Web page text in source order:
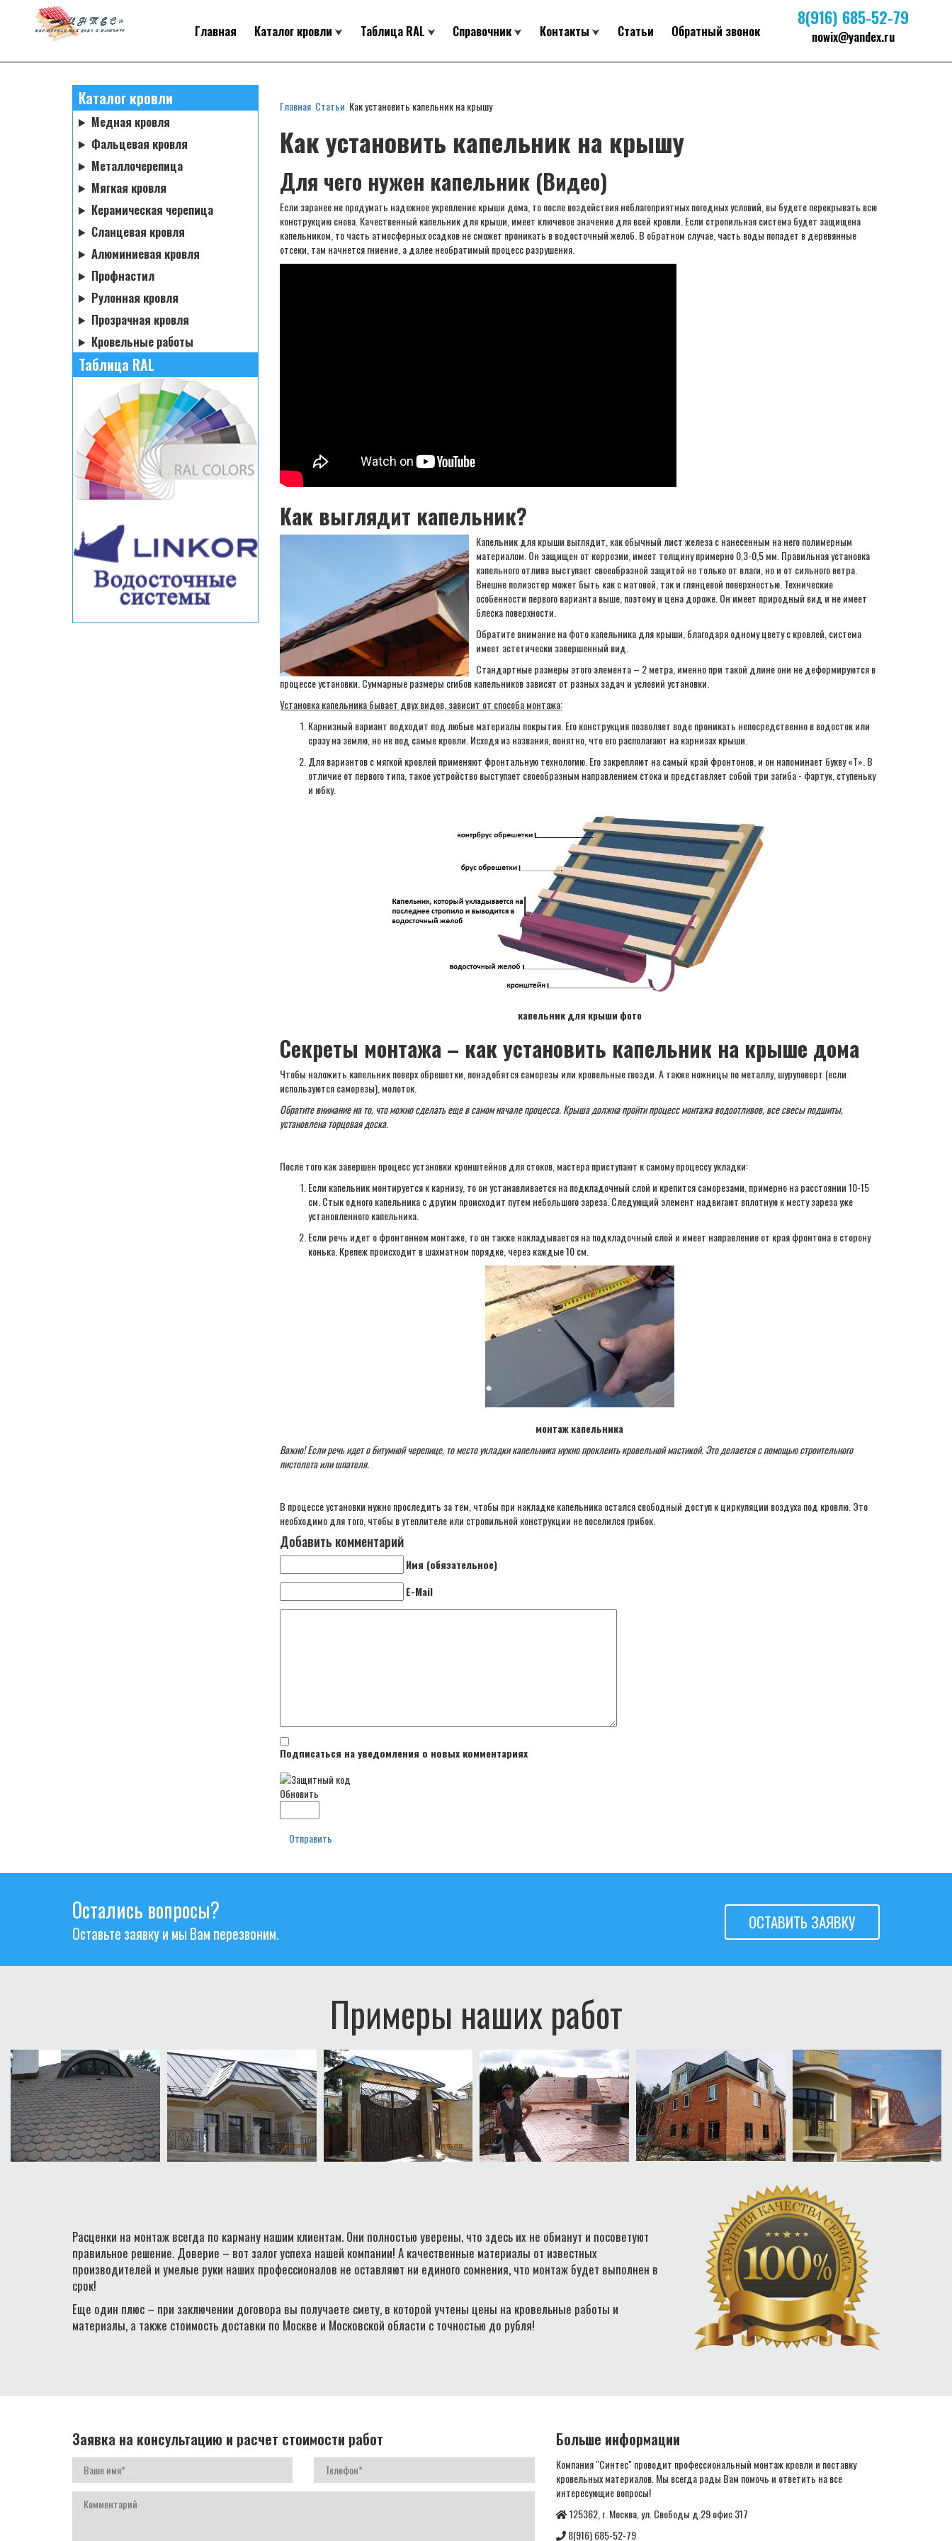
Главная Каталог кровли Таблица RAL Справочник Контакты Статьи Обратный звонок
8(916) 685-52-79
nowix@yandex.ru
Каталог кровли
Медная кровля
Фальцевая кровля
Металлочерепица
Мягкая кровля
Керамическая черепица
Сланцевая кровля
Алюминиевая кровля
Профнастил
Рулонная кровля
Прозрачная кровля
Кровельные работы
Таблица RAL
Главная Статьи Как установить капельник на крышу
Как установить капельник на крышу
Для чего нужен капельник (Видео)
Если заранее не продумать надежное укрепление крыши дома, то после воздействия неблагоприятных погодных условий, вы будете перекрывать всю
конструкцию снова. Качественный капельник для крыши, имеет ключевое значение для всей кровли. Если стропильная система будет защищена
капельником, то часть атмосферных осадков не сможет проникать в водосточный желоб. В обратном случае, часть воды попадет в деревянные
отсеки, там начнется гниение, а далее необратимый процесс разрушения.
Как выглядит капельник?
Капельник для крыши выглядит, как обычный лист железа с нанесенным на него полимерным
материалом. Он защищен от коррозии, имеет толщину примерно 0,3-0,5 мм. Правильная установка
капельного отлива выступает своеобразной защитой не только от влаги, но и от сильного ветра.
Внешне полиэстер может быть как с матовой, так и глянцевой поверхностью. Технические
особенности первого варианта выше, поэтому и цена дороже. Он имеет природный вид и не имеет
блеска поверхности.
Обратите внимание на фото капельника для крыши, благодаря одному цвету с кровлей, система
имеет эстетически завершенный вид.
Стандартные размеры этого элемента – 2 метра, именно при такой длине они не деформируются в
процессе установки. Суммарные размеры сгибов капельников зависят от разных задач и условий установки.
Установка капельника бывает двух видов, зависит от способа монтажа:
Карнизный вариант подходит под любые материалы покрытия. Его конструкция позволяет воде проникать непосредственно в водосток или
сразу на землю, но не под самые кровли. Исходя из названия, понятно, что его располагают на карнизах крыши.
Для вариантов с мягкой кровлей применяют фронтальную технологию. Его закрепляют на самый край фронтонов, и он напоминает букву «Т». В
отличие от первого типа, такое устройство выступает своеобразным направлением стока и представляет собой три загиба - фартук, ступеньку
и юбку.
капельник для крыши фото
Секреты монтажа – как установить капельник на крыше дома
Чтобы наложить капельник поверх обрешетки, понадобятся саморезы или кровельные гвозди. А также ножницы по металлу, шуруповерт (если
используются саморезы), молоток.
Обратите внимание на то, что можно сделать еще в самом начале процесса. Крыша должна пройти процесс монтажа водоотливов, все свесы подшиты,
установлена торцовая доска.
После того как завершен процесс установки кронштейнов для стоков, мастера приступают к самому процессу укладки:
Если капельник монтируется к карнизу, то он устанавливается на подкладочный слой и крепится саморезами, примерно на расстоянии 10-15
см. Стык одного капельника с другим происходит путем небольшого зареза. Следующий элемент надвигают вплотную к месту зареза уже
установленного капельника.
Если речь идет о фронтонном монтаже, то он также накладывается на подкладочный слой и имеет направление от края фронтона в сторону
конька. Крепеж происходит в шахматном порядке, через каждые 10 см.
монтаж капельника
Важно! Если речь идет о битумной черепице, то место укладки капельника нужно проклеить кровельной мастикой. Это делается с помощью строительного
пистолета или шпателя.
В процессе установки нужно проследить за тем, чтобы при накладке капельника остался свободный доступ к циркуляции воздуха под кровлю. Это
необходимо для того, чтобы в утеплителе или стропильной конструкции не поселился грибок.
Добавить комментарий
Имя (обязательное)
E-Mail
Подписаться на уведомления о новых комментариях
Обновить
Отправить
Остались вопросы?
Оставьте заявку и мы Вам перезвоним.
ОСТАВИТЬ ЗАЯВКУ
Примеры наших работ
Расценки на монтаж всегда по карману нашим клиентам. Они полностью уверены, что здесь их не обманут и посоветуют
правильное решение. Доверие – вот залог успеха нашей компании! А качественные материалы от известных
производителей и умелые руки наших профессионалов не оставляют ни единого сомнения, что монтаж будет выполнен в
срок!
Еще один плюс – при заключении договора вы получаете смету, в которой учтены цены на кровельные работы и
материалы, а также стоимость доставки по Москве и Московской области с точностью до рубля!
Заявка на консультацию и расчет стоимости работ Больше информации
Компания "Синтес" проводит профессиональный монтаж кровли и поставку
кровельных материалов. Мы всегда рады Вам помочь и ответить на все
интересующие вопросы!
125362, г. Москва, ул. Свободы д.29 офис 317
8(916) 685-52-79